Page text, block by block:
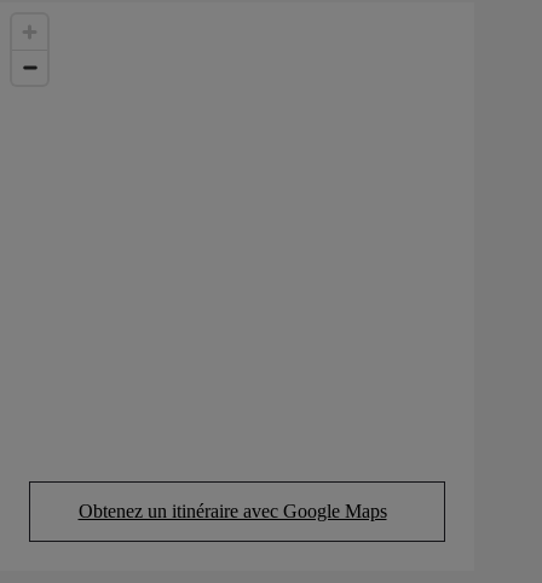
Obtenez un itinéraire avec Google Maps
(Opens in new tab)